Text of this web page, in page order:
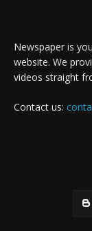
Newspaper is
website. We
videos straight
Contact us: